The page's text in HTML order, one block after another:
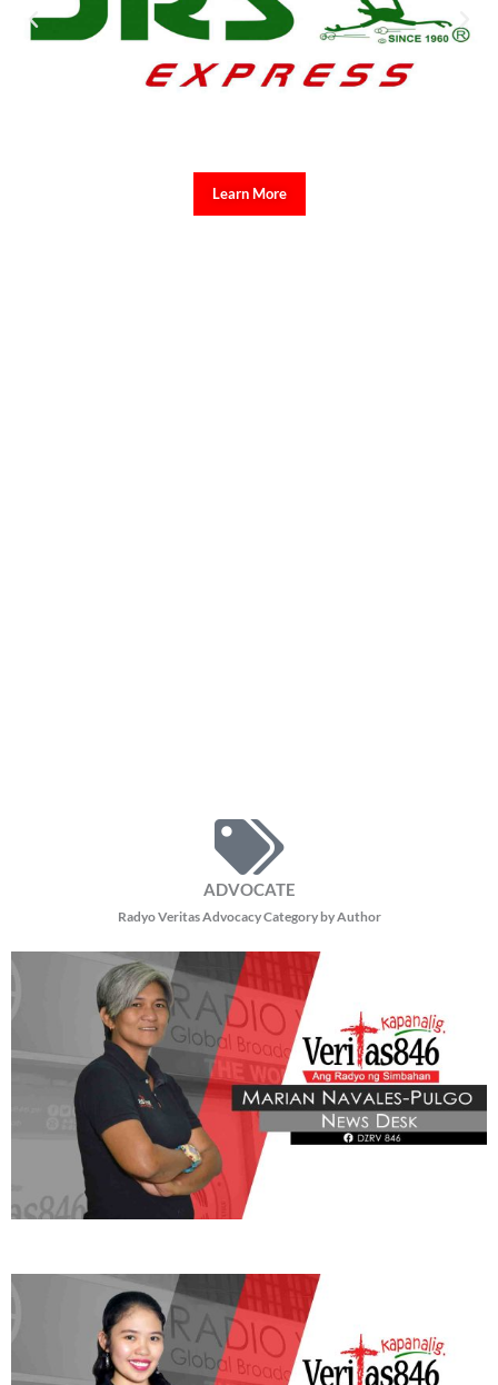
Learn More
ADVOCATE
Radyo Veritas Advocacy Category by Author